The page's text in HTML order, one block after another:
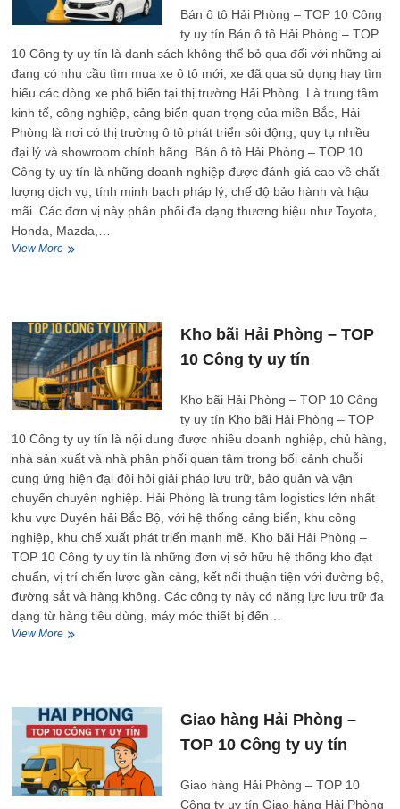
ty
uy
Bán ô tô Hải Phòng – TOP 10 Công
ty uy tín Bán ô tô Hải Phòng – TOP
10 Công ty uy tín là danh sách không thể bỏ qua đối với những ai
đang có nhu cầu tìm mua xe ô tô mới, xe đã qua sử dụng hay tìm
hiểu các dòng xe phổ biến tại thị trường Hải Phòng. Là trung tâm
kinh tế, công nghiệp, cảng biển quan trọng của miền Bắc, Hải
Phòng là nơi có thị trường ô tô phát triển sôi động, quy tụ nhiều
đại lý và showroom chính hãng. Bán ô tô Hải Phòng – TOP 10
Công ty uy tín là những doanh nghiệp được đánh giá cao về chất
lượng dịch vụ, tính minh bạch pháp lý, chế độ bảo hành và hậu
mãi. Các đơn vị này phân phối đa dạng thương hiệu như Toyota,
Honda, Mazda,…
View MoreBán
–
TOP
10
Công
ty
uy
Kho bãi Hải Phòng – TOP
10 Công ty uy tín
Kho bãi Hải Phòng – TOP 10 Công
ty uy tín Kho bãi Hải Phòng – TOP
10 Công ty uy tín là nội dung được nhiều doanh nghiệp, chủ hàng,
nhà sản xuất và nhà phân phối quan tâm trong bối cảnh chuỗi
cung ứng hiện đại đòi hỏi giải pháp lưu trữ, bảo quản và vận
chuyển chuyên nghiệp. Hải Phòng là trung tâm logistics lớn nhất
khu vực Duyên hải Bắc Bộ, với hệ thống cảng biển, khu công
nghiệp, khu chế xuất phát triển mạnh mẽ. Kho bãi Hải Phòng –
TOP 10 Công ty uy tín là những đơn vị sở hữu hệ thống kho đạt
chuẩn, vị trí chiến lược gần cảng, kết nối thuận tiện với đường bộ,
đường sắt và hàng không. Các công ty này có năng lực lưu trữ đa
dạng từ hàng tiêu dùng, máy móc thiết bị đến…
View MoreKho
TOP
10
Công
uy
tín
Giao hàng Hải Phòng –
TOP 10 Công ty uy tín
Giao hàng Hải Phòng – TOP 10
Công ty uy tín Giao hàng Hải Phòng